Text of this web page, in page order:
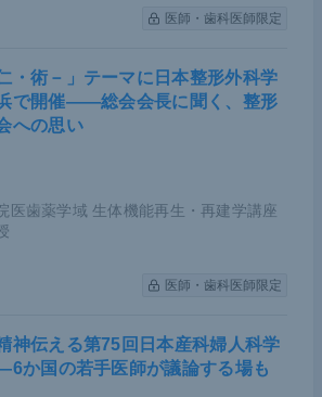
医師・歯科医師限定
・術－」テーマに日本整形外科学
で開催――総会会長に聞く、整形
への思い
医歯薬学域 生体機能再生・再建学講座
医師・歯科医師限定
神伝える第75回日本産科婦人科学
か国の若手医師が議論する場も